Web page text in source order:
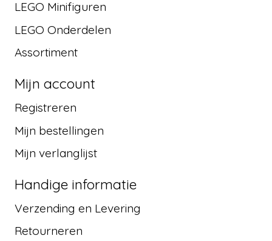
LEGO Minifiguren
LEGO Onderdelen
Assortiment
Mijn account
Registreren
Mijn bestellingen
Mijn verlanglijst
Handige informatie
Verzending en Levering
Retourneren